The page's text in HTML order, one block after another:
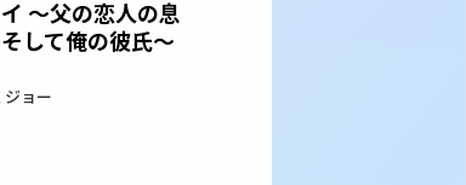
イ ～父の恋人の息
して俺の彼氏～
ジョー